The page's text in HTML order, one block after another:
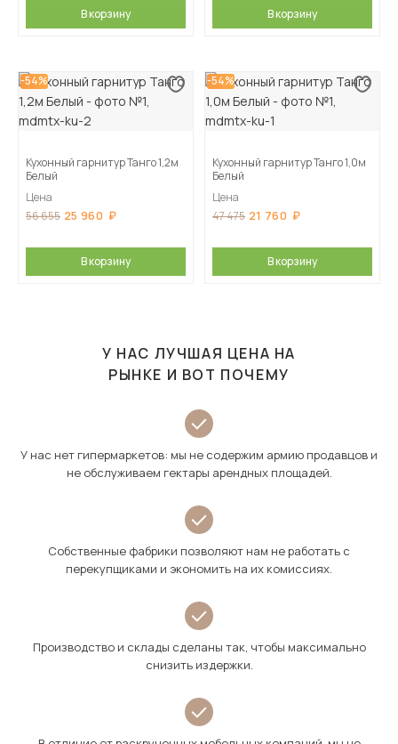
В корзину В корзину
-54%
Кухонный гарнитур Танго 1,2м
Белый
Цена
56 655 25 960
В корзину
-54%
Кухонный гарнитур Танго 1,0м
Белый
Цена
47 475 21 760
В корзину
У НАС ЛУЧШАЯ ЦЕНА НА
РЫНКЕ И ВОТ ПОЧЕМУ
У нас нет гипермаркетов: мы не содержим армию продавцов и
не обслуживаем гектары арендных площадей.
Собственные фабрики позволяют нам не работать с
перекупщиками и экономить на их комиссиях.
Производство и склады сделаны так, чтобы максимально
снизить издержки.